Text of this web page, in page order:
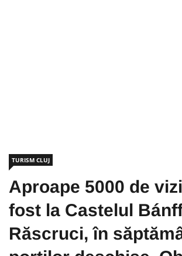
TURISM CLUJ
Aproape 5000 de
fost la Castelul
Răscruci, în